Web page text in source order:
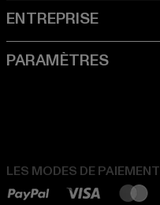
LES MODES DE PAIEMENT